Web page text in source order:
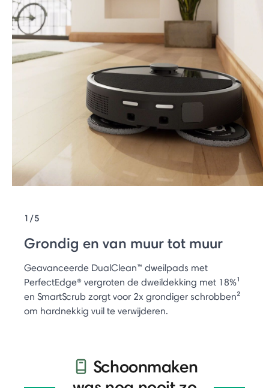
1/5
Grondig en van muur tot muur
Geavanceerde DualClean™ dweilpads met
PerfectEdge® vergroten de dweildekking met 18%¹
en SmartScrub zorgt voor 2x grondiger schrobben²
om hardnekkig vuil te verwijderen.
Schoonmaken